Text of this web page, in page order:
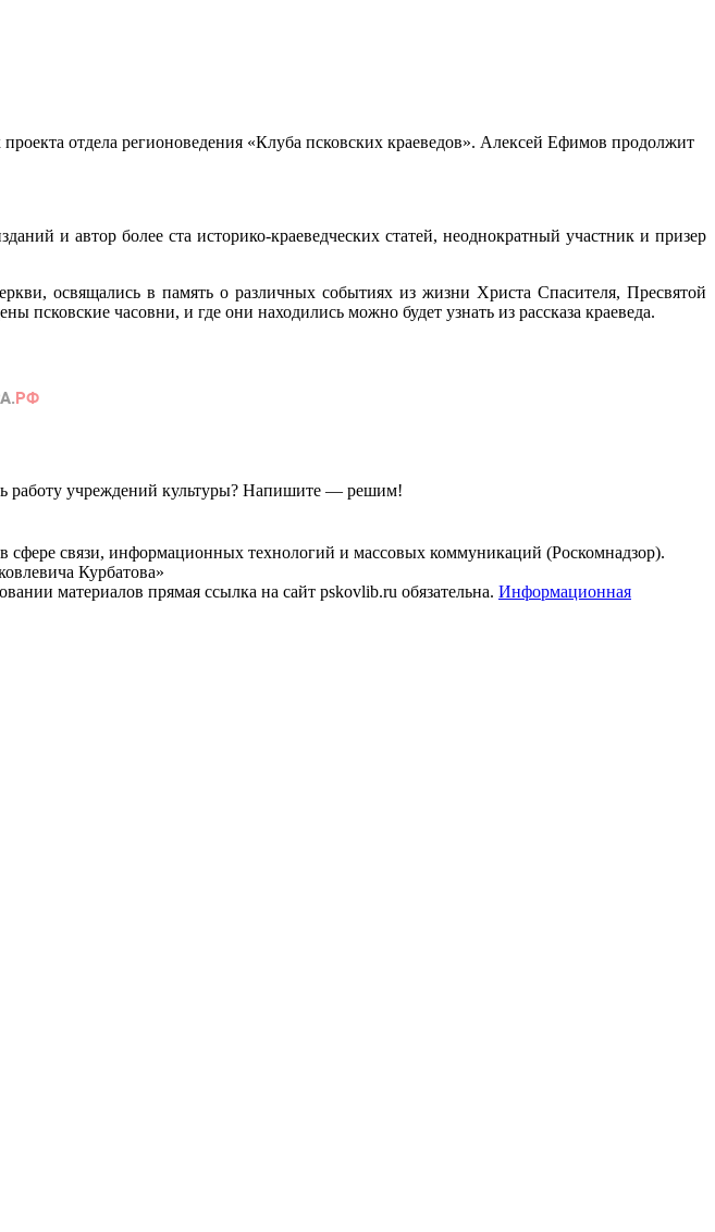
отдела регионоведения «Клуба псковских краеведов». Алексей Ефимов продолжит
и автор более ста историко-краеведческих статей, неоднократный участник и призер
освящались в память о различных событиях из жизни Христа Спасителя, Пресвятой
часовни, и где они находились можно будет узнать из рассказа краеведа.
учреждений культуры? Напишите — решим!
связи, информационных технологий и массовых коммуникаций (Роскомнадзор).
Курбатова»
материалов прямая ссылка на сайт pskovlib.ru обязательна. Информационная